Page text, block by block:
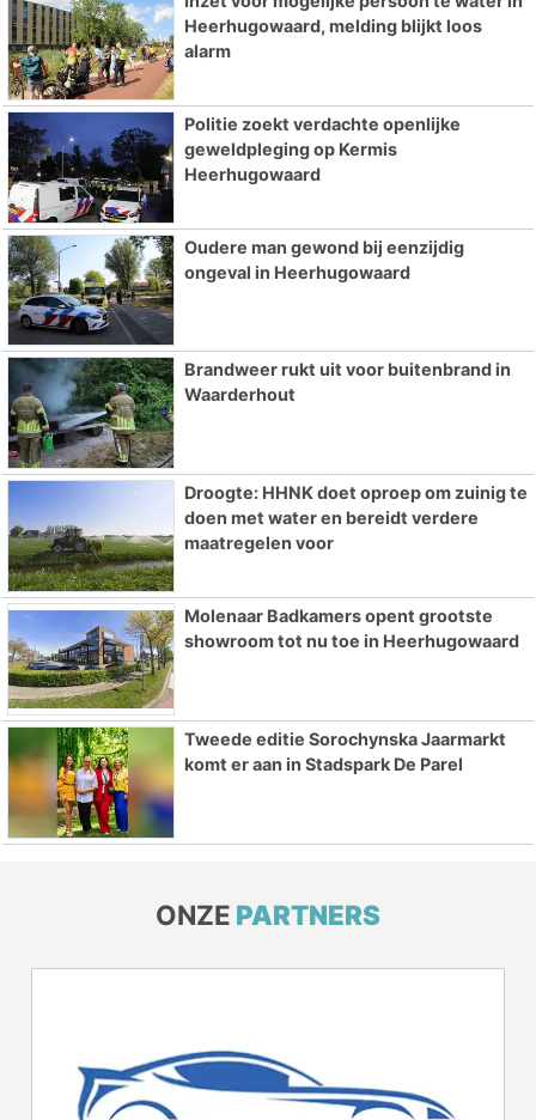
Heerhugowaard, melding blijkt loos
alarm
Politie zoekt verdachte openlijke
geweldpleging op Kermis
Heerhugowaard
Oudere man gewond bij eenzijdig
ongeval in Heerhugowaard
Brandweer rukt uit voor buitenbrand in
Waarderhout
Droogte: HHNK doet oproep om zuinig te
doen met water en bereidt verdere
maatregelen voor
Molenaar Badkamers opent grootste
showroom tot nu toe in Heerhugowaard
Tweede editie Sorochynska Jaarmarkt
komt er aan in Stadspark De Parel
ONZE PARTNERS